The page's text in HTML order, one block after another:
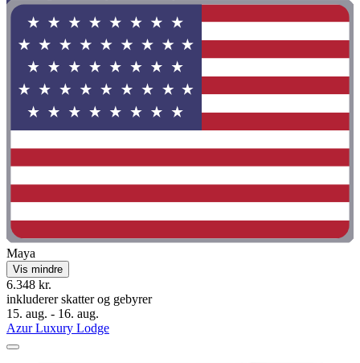
Maya
Vis mindre
6.348 kr.
inkluderer skatter og gebyrer
15. aug. - 16. aug.
Azur Luxury Lodge